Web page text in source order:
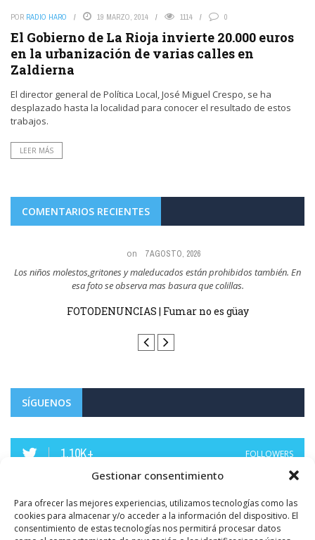
Gestionar consentimiento
Para ofrecer las mejores experiencias, utilizamos tecnologías como las
cookies para almacenar y/o acceder a la información del dispositivo. El
consentimiento de estas tecnologías nos permitirá procesar datos
POR RADIO HARO 19 MARZO, 2014 1114 0
El Gobierno de La Rioja invierte 20.000 euros
en la urbanización de varias calles en
Zaldierna
El director general de Política Local, José Miguel Crespo, se ha
desplazado hasta la localidad para conocer el resultado de estos
trabajos.
LEER MÁS
COMENTARIOS RECIENTES
on 7 AGOSTO, 2026
Los niños molestos,gritones y maleducados están prohibidos también. En
esa foto se observa mas basura que colillas.
FOTODENUNCIAS | Fumar no es güay
SÍGUENOS
1.10K+ FOLLOWERS
LIKES